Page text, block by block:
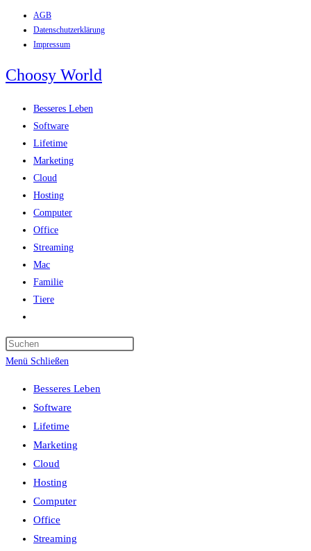
Inhalt
springen
AGB
Datenschutzerklärung
Impressum
Choosy World
Besseres Leben
Software
Lifetime
Marketing
Cloud
Hosting
Computer
Office
Streaming
Mac
Familie
Tiere
umschalten
Menü Schließen
Besseres Leben
Software
Lifetime
Marketing
Cloud
Hosting
Computer
Office
Streaming